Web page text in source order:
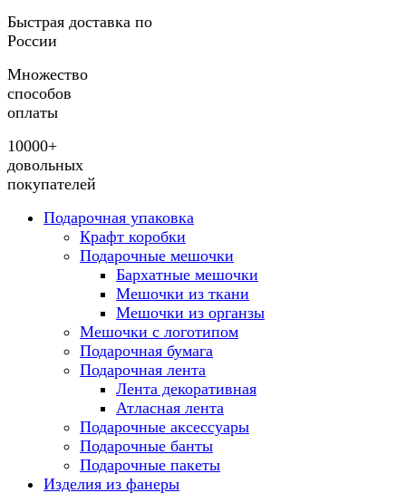
Быстрая доставка по
России
Множество
способов
оплаты
10000+
довольных
покупателей
Подарочная упаковка
Крафт коробки
Подарочные мешочки
Бархатные мешочки
Мешочки из ткани
Мешочки из органзы
Мешочки с логотипом
Подарочная бумага
Подарочная лента
Лента декоративная
Атласная лента
Подарочные аксессуары
Подарочные банты
Подарочные пакеты
Изделия из фанеры